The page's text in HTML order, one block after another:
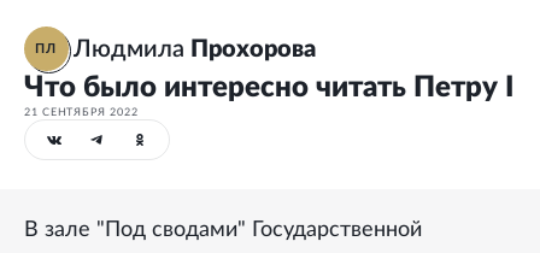
ПЛ Людмила Прохорова
Что было интересно читать Петру I
21 СЕНТЯБРЯ 2022
В зале "Под сводами" Государственной